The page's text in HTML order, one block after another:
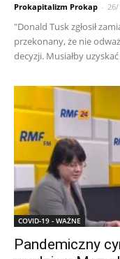
Prokapitalizm Prokap - 26/
"Donald Tusk zgłosił
przekonany, że nie
decyzji. Musiałby
COVID-19 - WAŻNE
Pandemiczny